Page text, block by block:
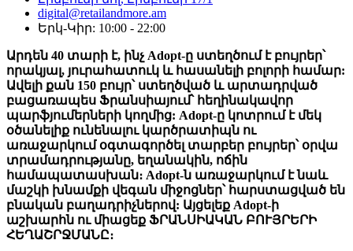
digital@retailandmore.am
Երկ-Կիր: 10:00 - 22:00
Արդեն 40 տարի է, ինչ Adopt-ը ստեղծում է բույրեր՝
որակյալ, յուրահատուկ և հասանելի բոլորի համար:
Ավելի քան 150 բույր՝ ստեղծված և արտադրված
բացառապես Ֆրանսիայում՝ հեղինակավոր
պարֆյումերների կողմից: Adopt-ը կոտրում է մեկ
օծանելիք ունենալու կարծրատիպն ու
առաջարկում օգտագործել տարբեր բույրեր՝ օրվա
տրամադրությանը, եղանակին, ոճին
համապատասխան։ Adopt-ն առաջարկում է նաև
մաշկի խնամքի վեգան միջոցներ՝ հարստացված են
բնական բաղադրիչներով: Այցելեք Adopt-ի
աշխարհն ու միացեք ՖՐԱՆՍԻԱԿԱՆ ԲՈՒՅՐԵՐԻ
ՀԵՂԱՇՐՋՄԱՆԸ։